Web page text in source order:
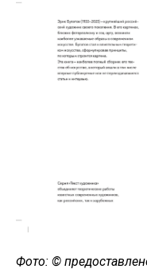
Фото: ©